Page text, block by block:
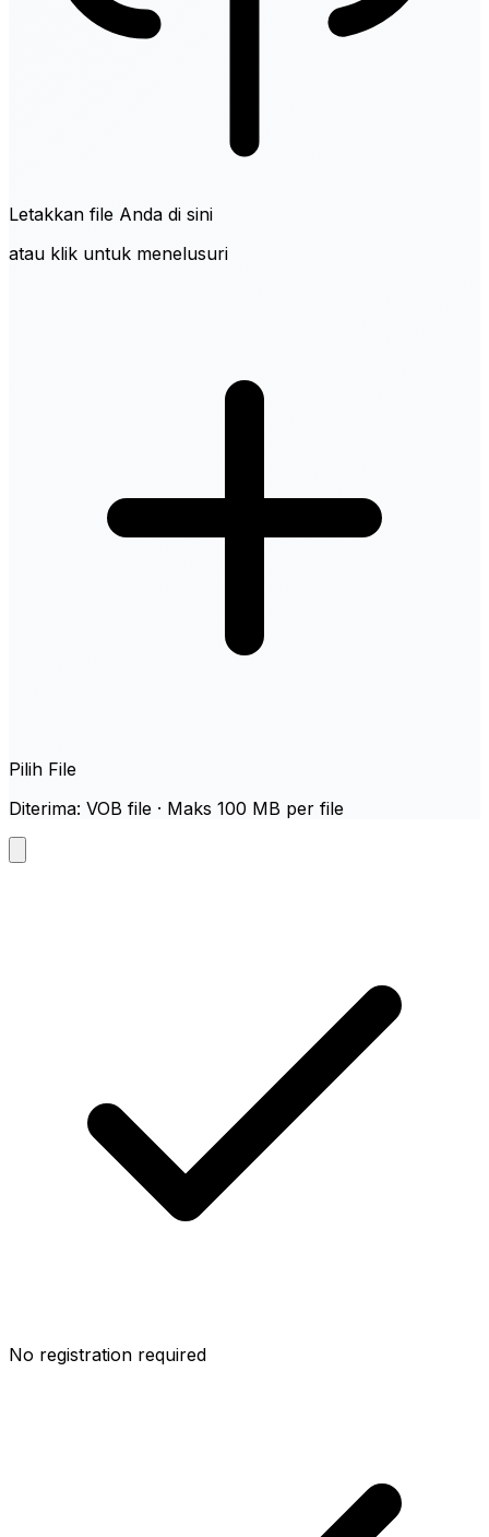
Letakkan file Anda di sini
atau klik untuk menelusuri
Pilih File
Diterima: VOB file · Maks 100 MB per file
No registration required